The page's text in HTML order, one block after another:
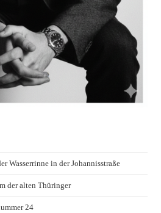
Wasserrinne in der Johannisstraße
der alten Thüringer
24